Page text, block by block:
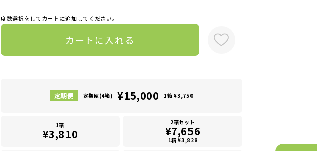
度数選択をしてカートに追加してください。
カートに入れる
定期便(4箱) ¥15,000 1箱 ¥3,750
1箱
¥3,810
2箱セット
¥7,656
1箱 ¥3,828